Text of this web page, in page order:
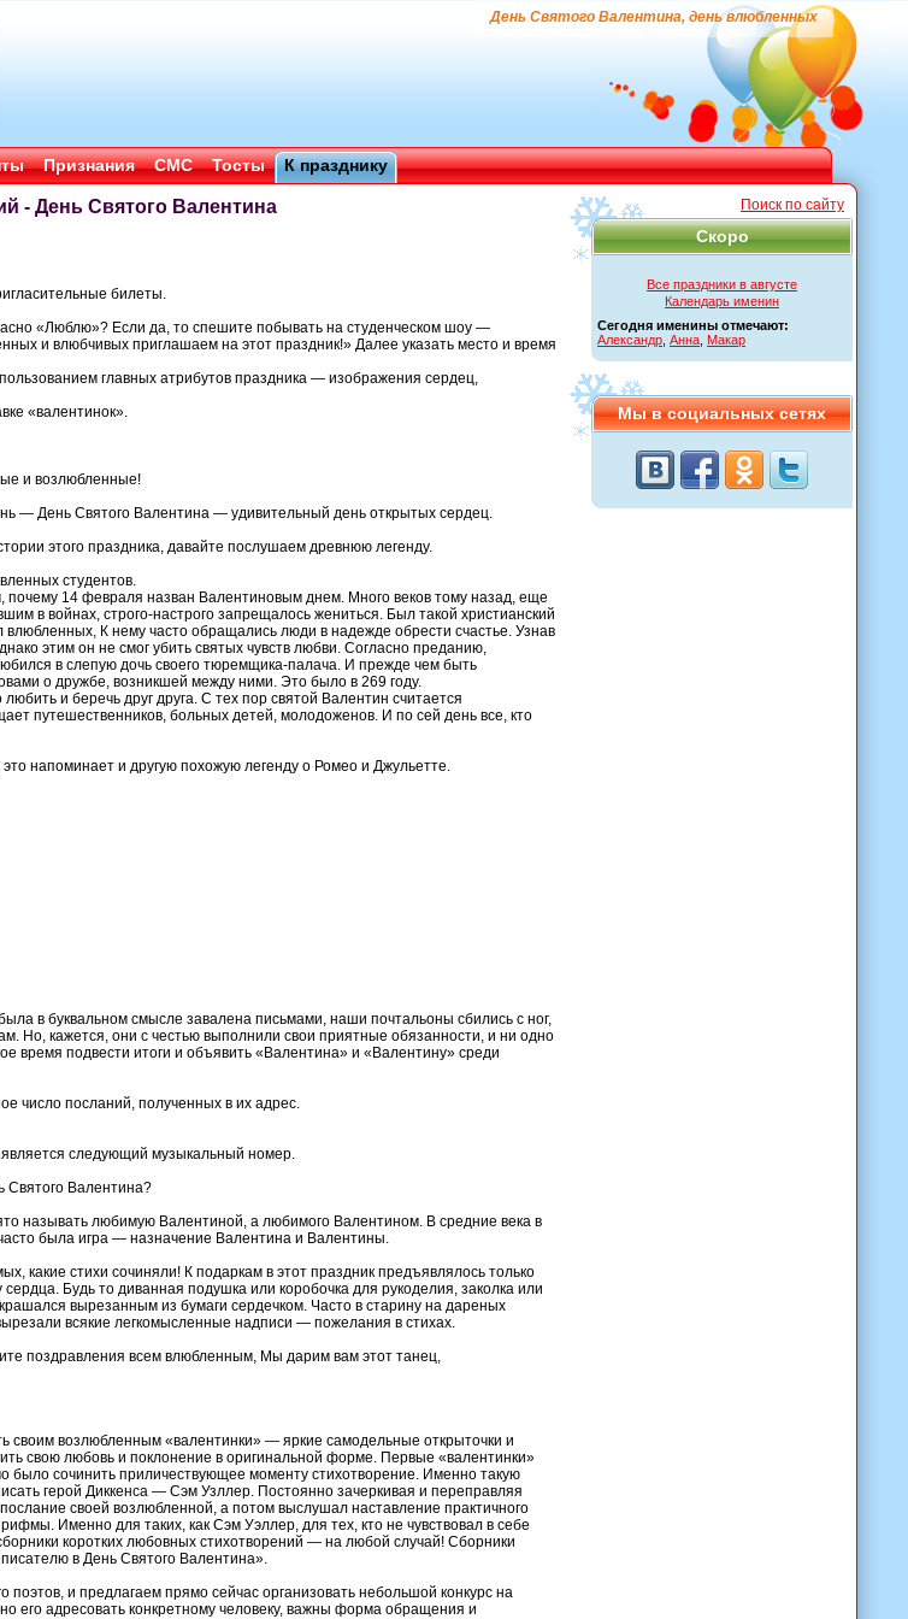
День Святого Валентина, день влюбленных
Признания СМС Тосты К празднику
Поиск по сайту
Скоро
Все праздники в августе
Календарь именин
Сегодня именины отмечают:
Александр Анна Макар
Мы в социальных сетях
- День Святого Валентина
билеты.
«Люблю»? Если да, то спешите побывать на студенческом шоу —
и влюбчивых приглашаем на этот праздник!» Далее указать место и время
главных атрибутов праздника — изображения сердец,
«валентинок».
и возлюбленные!
— День Святого Валентина — удивительный день открытых сердец.
этого праздника, давайте послушаем древнюю легенду.
студентов.
почему 14 февраля назван Валентиновым днем. Много веков тому назад, еще
в войнах, строго-настрого запрещалось жениться. Был такой христианский
К нему часто обращались люди в надежде обрести счастье. Узнав
этим он не смог убить святых чувств любви. Согласно преданию,
в слепую дочь своего тюремщика-палача. И прежде чем быть
о дружбе, возникшей между ними. Это было в 269 году.
и беречь друг друга. С тех пор святой Валентин считается
путешественников, больных детей, молодоженов. И по сей день все, кто
напоминает и другую похожую легенду о Ромео и Джульетте.
в буквальном смысле завалена письмами, наши почтальоны сбились с ног,
Но, кажется, они с честью выполнили свои приятные обязанности, и ни одно
время подвести итоги и объявить «Валентина» и «Валентину» среди
число посланий, полученных в их адрес.
следующий музыкальный номер.
Святого Валентина?
называть любимую Валентиной, а любимого Валентином. В средние века в
была игра — назначение Валентина и Валентины.
какие стихи сочиняли! К подаркам в этот праздник предъявлялось только
Будь то диванная подушка или коробочка для рукоделия, заколка или
вырезанным из бумаги сердечком. Часто в старину на дареных
всякие легкомысленные надписи — пожелания в стихах.
поздравления всем влюбленным, Мы дарим вам этот танец,
своим возлюбленным «валентинки» — яркие самодельные открыточки и
свою любовь и поклонение в оригинальной форме. Первые «валентинки»
было сочинить приличествующее моменту стихотворение. Именно такую
герой Диккенса — Сэм Узллер. Постоянно зачеркивая и переправляя
своей возлюбленной, а потом выслушал наставление практичного
Именно для таких, как Сэм Уэллер, для тех, кто не чувствовал в себе
коротких любовных стихотворений — на любой случай! Сборники
в День Святого Валентина».
и предлагаем прямо сейчас организовать небольшой конкурс на
его адресовать конкретному человеку, важны форма обращения и